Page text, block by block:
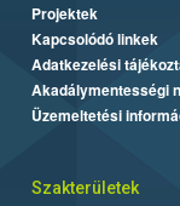
Projektek
Kapcsolódó linkek
Adatkezelési
Akadálymentességi
Üzemeltetési
Szakterületek